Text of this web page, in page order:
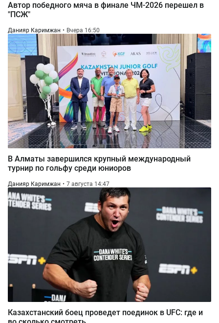
Автор победного мяча в финале ЧМ-2026 перешел в
"ПСЖ"
Данияр Каримжан Вчера 16:50
В Алматы завершился крупный международный
турнир по гольфу среди юниоров
Данияр Каримжан 7 августа 14:47
Казахстанский боец проведет поединок в UFC: где и